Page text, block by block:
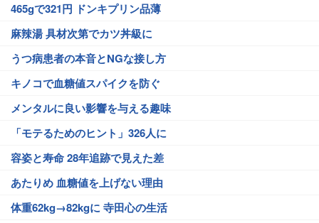
465gで321円 ドンキプリン品薄
麻辣湯 具材次第でカツ丼級に
うつ病患者の本音とNGな接し方
キノコで血糖値スパイクを防ぐ
メンタルに良い影響を与える趣味
「モテるためのヒント」326人に
容姿と寿命 28年追跡で見えた差
あたりめ 血糖値を上げない理由
体重62kg→82kgに 寺田心の生活